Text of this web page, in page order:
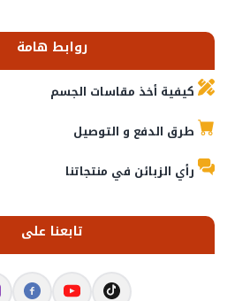
روابط هامة
كيفية أخذ مقاسات الجسم
طرق الدفع و التوصيل
رأي الزبائن في منتجاتنا
تابعنا على